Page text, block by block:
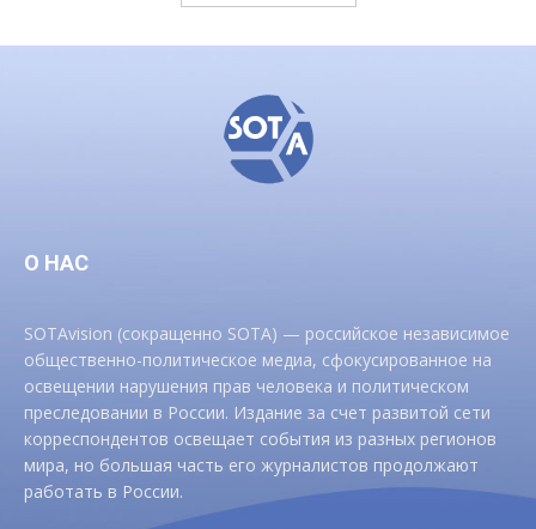
О НАС
SOTAvision (сокращенно SOTA) — российское независимое
общественно-политическое медиа, сфокусированное на
освещении нарушения прав человека и политическом
преследовании в России. Издание за счет развитой сети
корреспондентов освещает события из разных регионов
мира, но большая часть его журналистов продолжают
работать в России.